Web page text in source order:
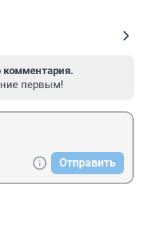
комментария.
первым!
Отправить